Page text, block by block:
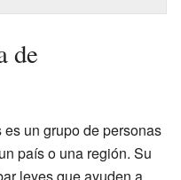
de
un grupo de personas
país o una región. Su